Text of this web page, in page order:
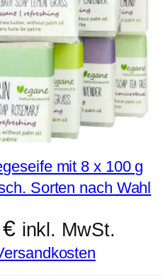
mit 8 x 100 g
Sorten nach Wahl
€ inkl. MwSt.